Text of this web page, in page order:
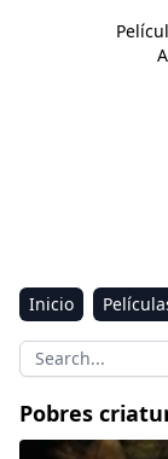
Inicio
Aventura
Sci-Fi & Fantasy
Pobres